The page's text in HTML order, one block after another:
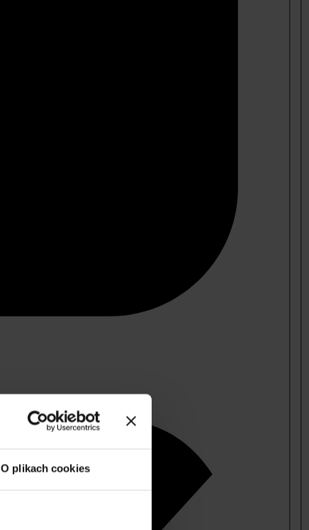
O plikach cookies